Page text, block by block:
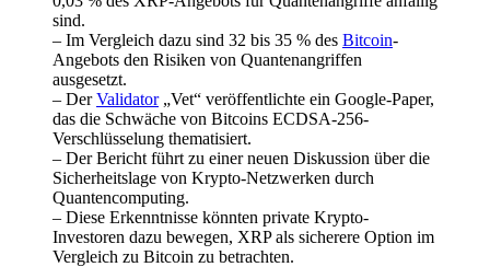
sind.
– Im Vergleich dazu sind 32 bis 35 % des Bitcoin-
Angebots den Risiken von Quantenangriffen
ausgesetzt.
– DerValidator„Vet“ veröffentlichte ein Google-Paper,
das die Schwäche von Bitcoins ECDSA-256-
Verschlüsselung thematisiert.
– Der Bericht führt zu einer neuen Diskussion über die
Sicherheitslage von Krypto-Netzwerken durch
Quantencomputing.
– Diese Erkenntnisse könnten private Krypto-
Investoren dazu bewegen, XRP als sicherere Option im
Vergleich zu Bitcoin zu betrachten.